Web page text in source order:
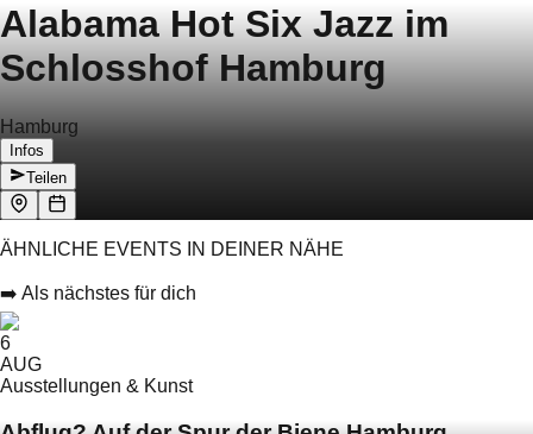
Alabama Hot Six Jazz im
Schlosshof Hamburg
Hamburg
Infos
Teilen
ÄHNLICHE EVENTS IN DEINER NÄHE
➡️ Als nächstes für dich
6
AUG
Ausstellungen & Kunst